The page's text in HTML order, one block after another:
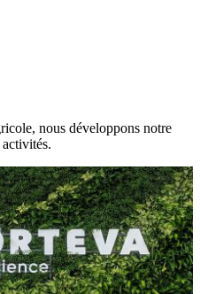
nous développons notre